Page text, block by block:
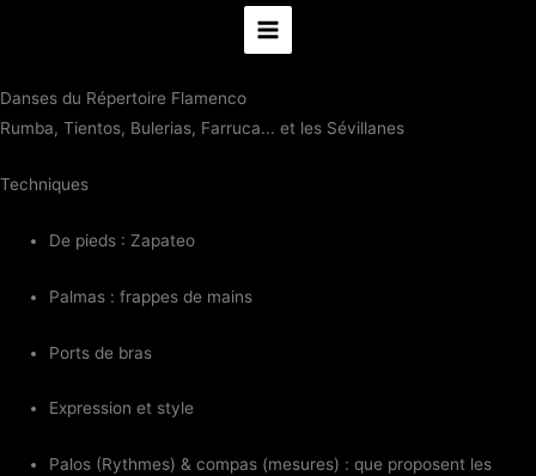
Danses du Répertoire Flamenco
Rumba, Tientos, Bulerias, Farruca... et les Sévillanes
Techniques
De pieds : Zapateo
Palmas : frappes de mains
Ports de bras
Expression et style
Palos (Rythmes) & compas (mesures) : que proposent les